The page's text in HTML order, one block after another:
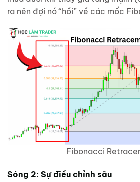
ra nên đợi nó “hồi” về các mốc
Fibonacci
Sóng 2: Sự điều chỉnh sâu